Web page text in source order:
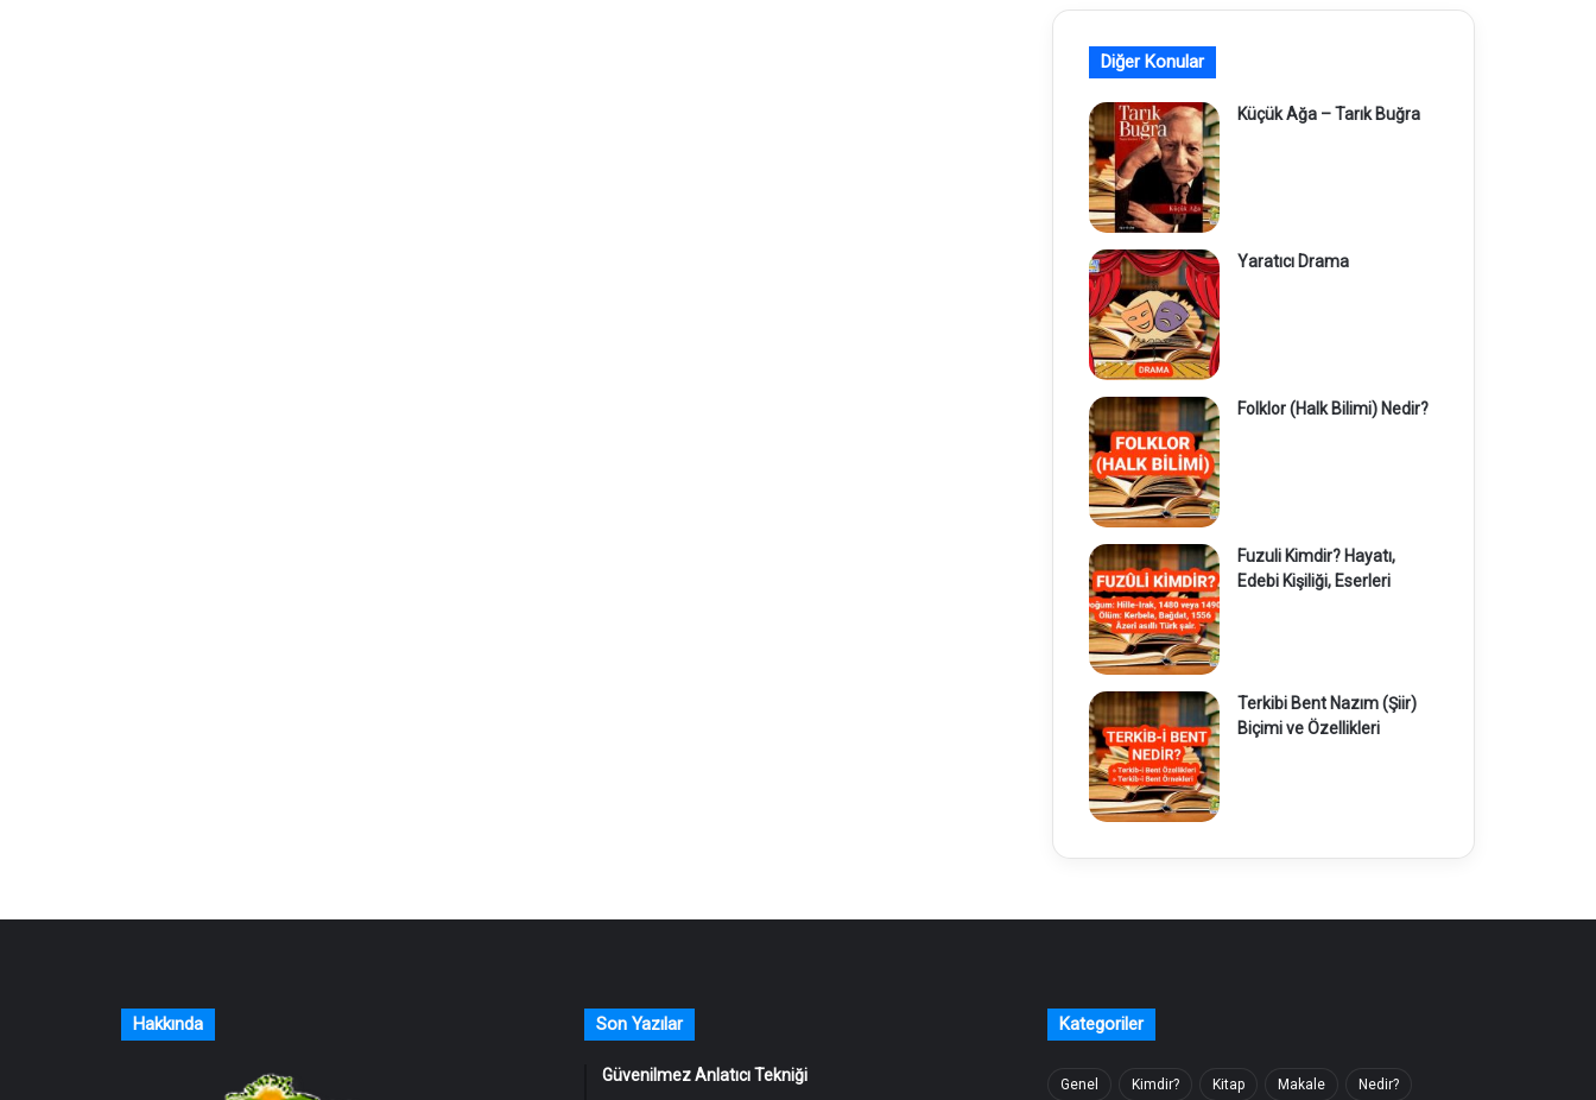
Diğer Konular
Küçük Ağa – Tarık Buğra
Yaratıcı Drama
Folklor (Halk Bilimi) Nedir?
Fuzuli Kimdir? Hayatı,
Edebi Kişiliği, Eserleri
Terkibi Bent Nazım (Şiir)
Biçimi ve Özellikleri
Hakkında Son Yazılar
Güvenilmez Anlatıcı Tekniği
Kategoriler
Genel Kimdir? Kitap Makale Nedir?